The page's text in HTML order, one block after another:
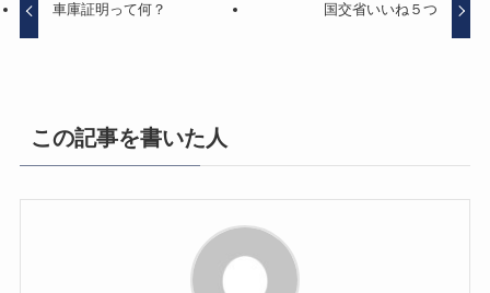
車庫証明って何？ 国交省いいね５つ
この記事を書いた人